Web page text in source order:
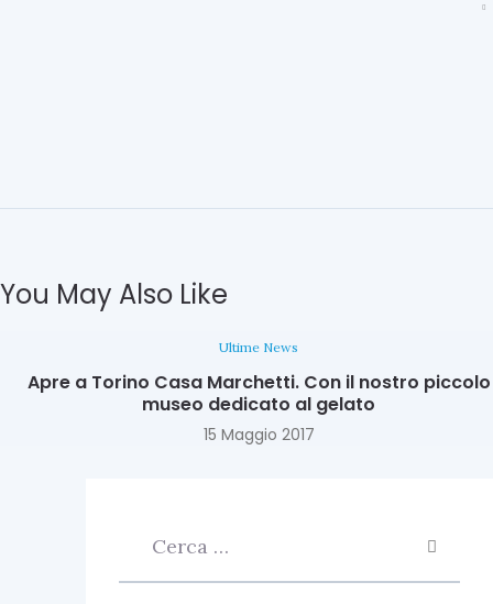
You May Also Like
Ultime News
Apre a Torino Casa Marchetti. Con il nostro piccolo
museo dedicato al gelato
15 Maggio 2017